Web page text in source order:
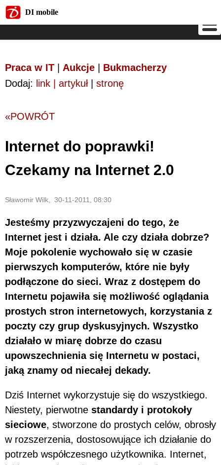
DI mobile
Praca w IT Aukcje
Bukmacherzy
Dodaj: link | artykuł| stronę
«POWRÓT
Internet do poprawki!
Czekamy na Internet 2.0
Sławomir Wilk, 30-11-2011, 08:30
Jesteśmy przyzwyczajeni do tego, że
Internet jest i działa. Ale czy działa dobrze?
Moje pokolenie wychowało się w czasie
pierwszych komputerów, które nie były
podłączone do sieci. Wraz z dostępem do
Internetu pojawiła się możliwość oglądania
prostych stron internetowych, korzystania z
poczty czy grup dyskusyjnych. Wszystko
działało w miarę dobrze do czasu
upowszechnienia się Internetu w postaci,
jaką znamy od niecałej dekady.
Dziś Internet wykorzystuje się do wszystkiego.
Niestety, pierwotne standardy i protokoły
sieciowe, stworzone do prostych celów, obrosły
w rozszerzenia, dostosowujące ich działanie do
potrzeb współczesnego użytkownika. Internet,
DI mobile